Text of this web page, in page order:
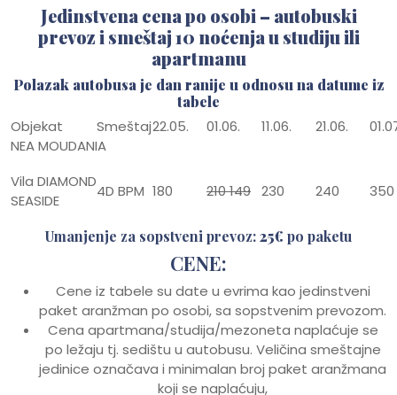
Jedinstvena cena po osobi – autobuski
prevoz i smeštaj 10 noćenja u studiju ili
apartmanu
Polazak autobusa je dan ranije u odnosu na datume iz
tabele
Objekat
Smeštaj22.05. 01.06. 11.06. 21.06.
NEA MOUDANIA
Vila DIAMOND
SEASIDE
4D BPM 180 210149 230 240 350
Umanjenje za sopstveni prevoz:25€ po paketu
CENE:
Cene iz tabele su date u evrima kao jedinstveni
paket aranžman po osobi, sa sopstvenim prevozom.
Cena apartmana/studija/mezoneta naplaćuje se
po ležaju tj. sedištu u autobusu. Veličina smeštajne
jedinice označava i minimalan broj paket aranžmana
koji se naplaćuju,